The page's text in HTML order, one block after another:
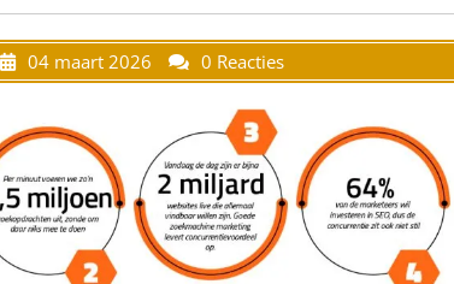
04 maart 2026 0 Reacties